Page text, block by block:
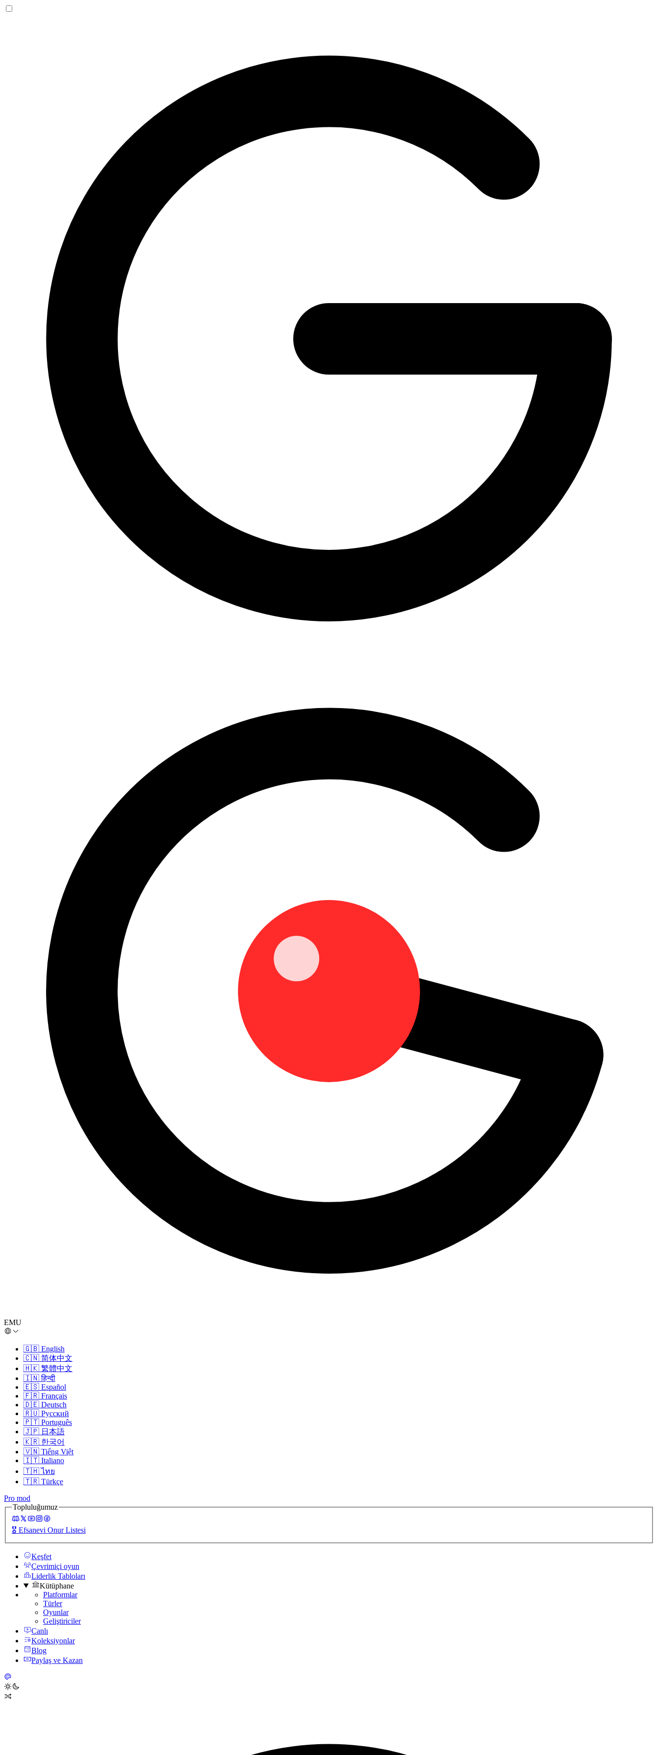
EMU
🇬🇧 English
🇨🇳 简体中文
🇭🇰 繁體中文
🇮🇳 हिन्दी
🇪🇸 Español
🇫🇷 Français
🇩🇪 Deutsch
🇷🇺 Русский
🇵🇹 Português
🇯🇵 日本語
🇰🇷 한국어
🇻🇳 Tiếng Việt
🇮🇹 Italiano
🇹🇭 ไทย
🇹🇷 Türkçe
Pro mod
Topluluğumuz
🎖️ Efsanevi Onur Listesi
Keşfet
Çevrimiçi oyun
Liderlik Tabloları
Kütüphane
Platformlar
Türler
Oyunlar
Geliştiriciler
Canlı
Koleksiyonlar
Blog
Paylaş ve Kazan